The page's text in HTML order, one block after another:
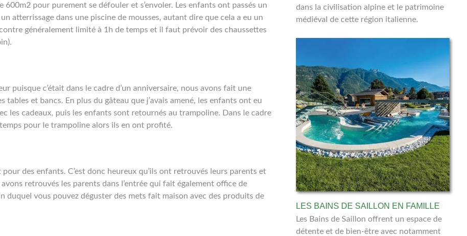
pour purement se défouler et s’envoler. Les enfants ont passés un
atterrissage dans une piscine de mousses, autant dire que cela a eu un
généralement limité à 1h de temps et il faut prévoir des chaussettes
puisque c’était dans le cadre d’un anniversaire, nous avons fait une
tables et bancs. En plus du gâteau que j’avais amené, les enfants ont eu
les cadeaux, puis les enfants sont retournés au trampoline. Dans le cadre
pour le trampoline alors ils en ont profité.
des enfants. C’est donc heureux qu’ils ont retrouvés leurs parents et
retrouvés les parents dans l’entrée qui fait également office de
vous pouvez déguster des mets fait maison avec des produits de
dans la civilisation alpine et le patrimoine
médiéval de cette région italienne.
LES BAINS DE SAILLON EN FAMILLE
Les Bains de Saillon offrent un espace de
détente et de bien-être avec notamment